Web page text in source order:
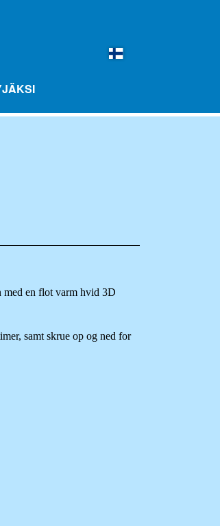
10 PAKKAUS
med en flot varm hvid 3D
samt skrue op og ned for
kan hjælpe med at forbedre
på humøret, mindske